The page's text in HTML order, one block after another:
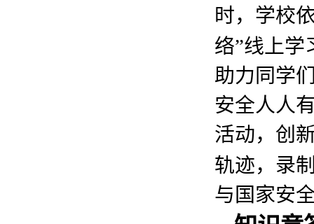
时，学校
络”线上学
助力同学
安全人人
活动，创
轨迹，录
与国家安